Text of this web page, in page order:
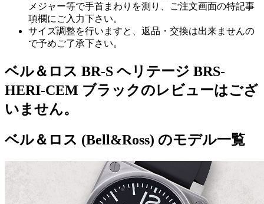
メジャー等で手首まわりを測り、ご注文画面の特記事
項欄にご入力下さい。
サイズ調整を行いますと、返品・交換は出来ませんの
で予めご了承下さい。
ベル＆ロス BR-S ヘリテージ BRS-
HERI-CEM ブラックのレビューはござ
いません。
ベル＆ロス (Bell&Ross) のモデル一覧